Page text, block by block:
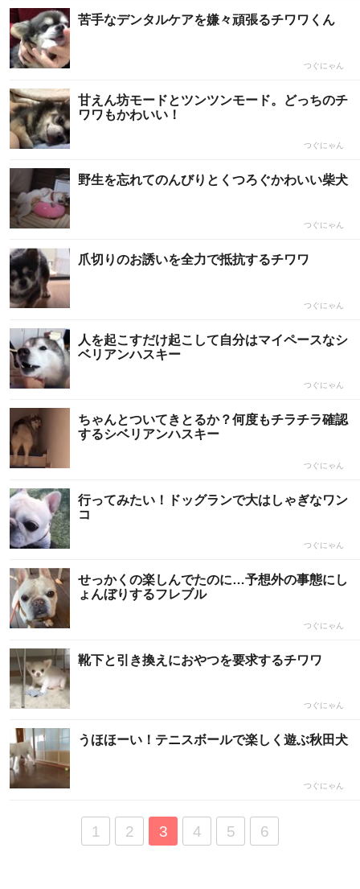
苦手なデンタルケアを嫌々頑張るチワワくん
つぐにゃん
甘えん坊モードとツンツンモード。どっちのチ
ワワもかわいい！
つぐにゃん
野生を忘れてのんびりとくつろぐかわいい柴犬
つぐにゃん
爪切りのお誘いを全力で抵抗するチワワ
つぐにゃん
人を起こすだけ起こして自分はマイペースなシ
ベリアンハスキー
つぐにゃん
ちゃんとついてきとるか？何度もチラチラ確認
するシベリアンハスキー
つぐにゃん
行ってみたい！ドッグランで大はしゃぎなワン
コ
つぐにゃん
せっかくの楽しんでたのに…予想外の事態にし
ょんぼりするフレブル
つぐにゃん
靴下と引き換えにおやつを要求するチワワ
つぐにゃん
うほほーい！テニスボールで楽しく遊ぶ秋田犬
つぐにゃん
1 2 3 4 5 6